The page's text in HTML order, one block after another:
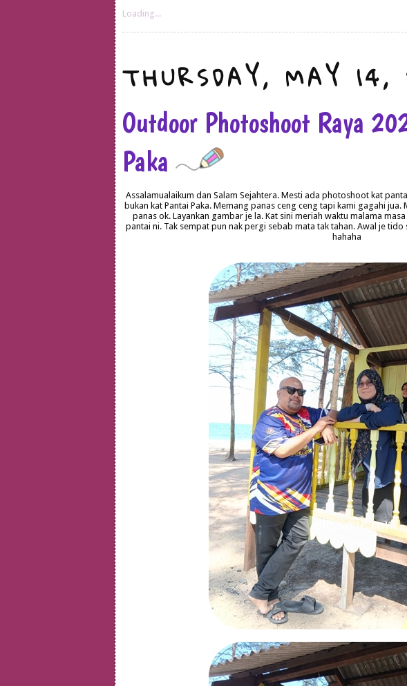
Loading...
THURSDAY, MAY
Outdoor Photoshoot Raya
Paka
Assalamualaikum dan Salam Sejahtera. Mesti ada photoshoot kat
bukan kat Pantai Paka. Memang panas ceng ceng tapi kami gagahi
panas ok. Layankan gambar je la. Kat sini meriah waktu malama
pantai ni. Tak sempat pun nak pergi sebab mata tak tahan. Awal je
hahaha